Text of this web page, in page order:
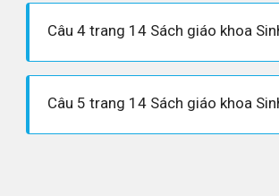
Câu 4 trang 14 Sách giáo khoa
Câu 5 trang 14 Sách giáo khoa